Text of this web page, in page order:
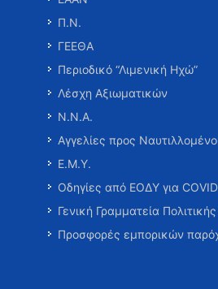
Π.Ν.
ΓΕΕΘΑ
Περιοδικό “Λιμενική Ηχώ”
Λέσχη Αξιωματικών
Ν.Ν.Α.
Αγγελίες προς
Ε.Μ.Υ.
Οδηγίες από ΕΟΔΥ για
Γενική Γραμματεία
Προσφορές εμπορικών